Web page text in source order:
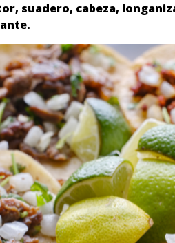
suadero, cabeza,